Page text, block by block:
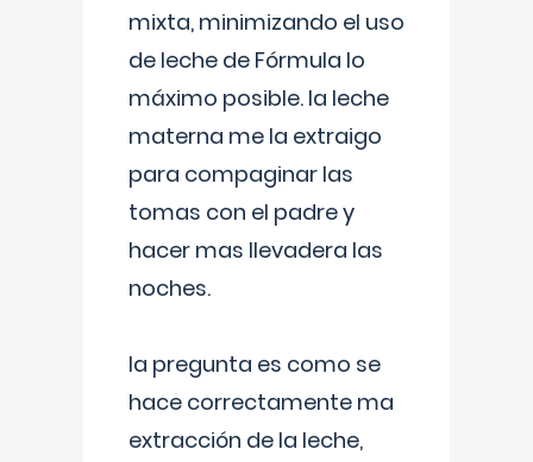
mixta, minimizando el uso
de leche de Fórmula lo
máximo posible. la leche
materna me la extraigo
para compaginar las
tomas con el padre y
hacer mas llevadera las
noches.
la pregunta es como se
hace correctamente ma
extracción de la leche,